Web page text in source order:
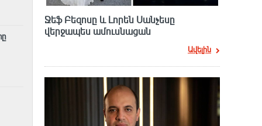
Ջեֆ Բեզոսը և Լորեն Սանչեսը
վերջապես ամուսնացան
Ավելին